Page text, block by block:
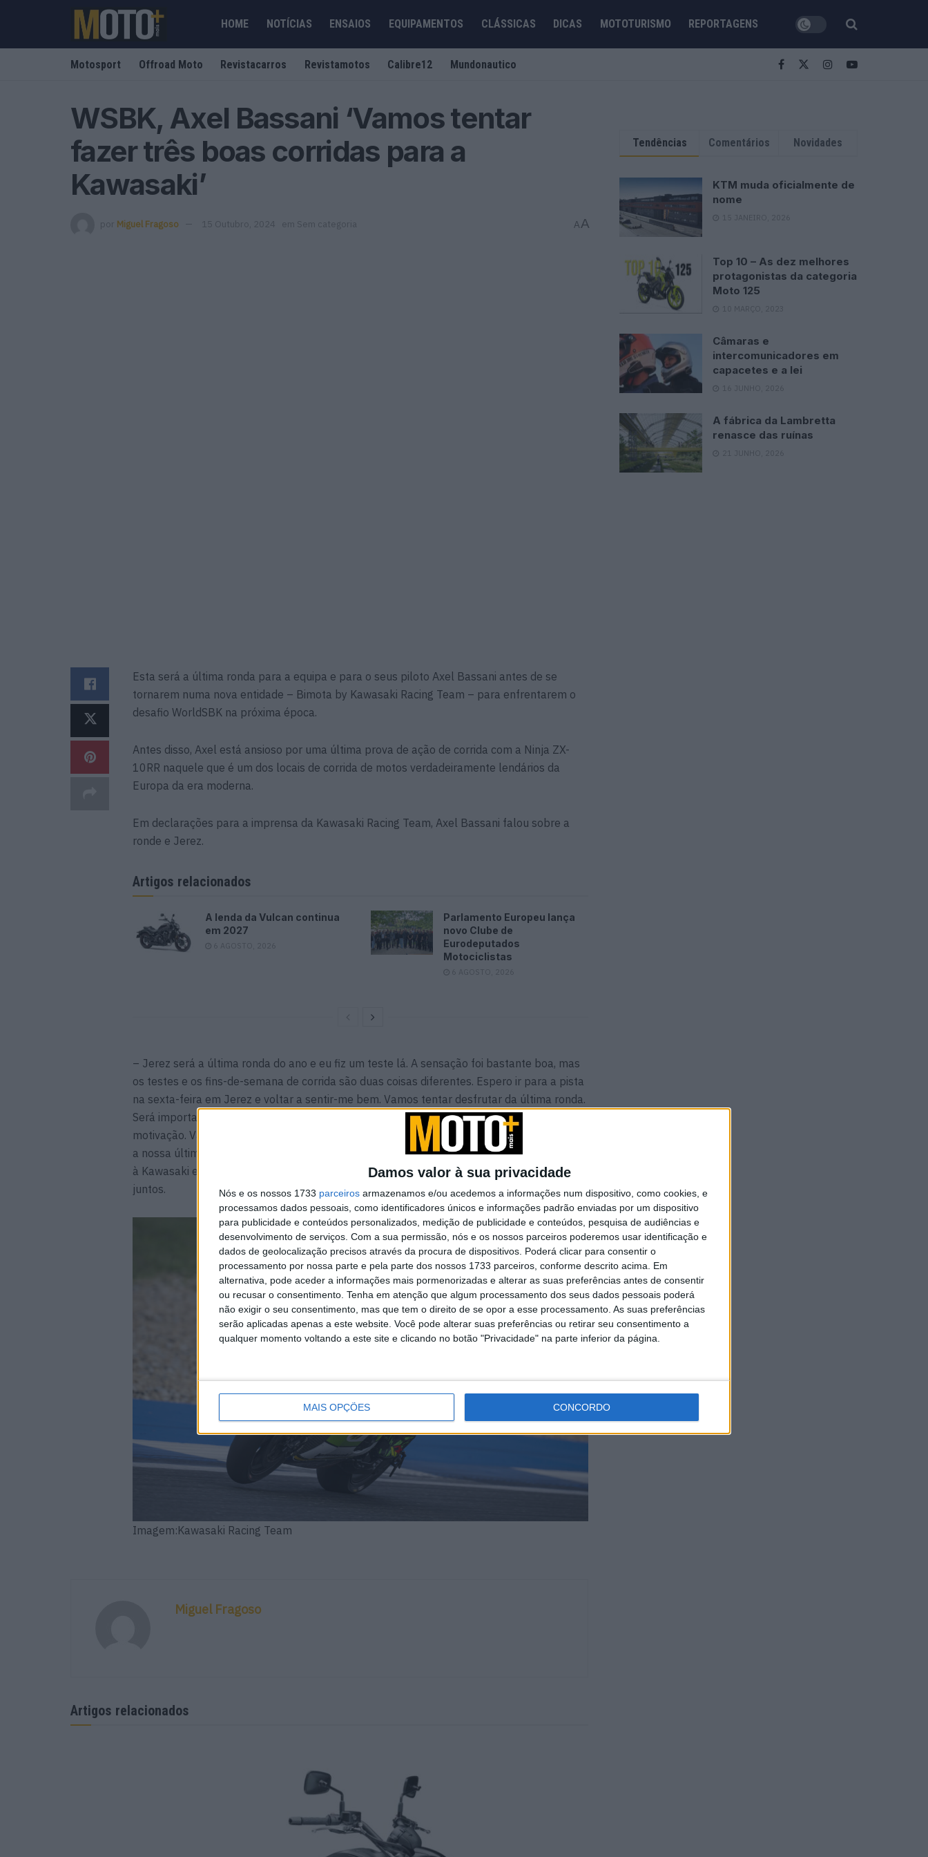
Damos valor à sua privacidade
Nós e os nossos 1733 parceiros armazenamos e/ou acedemos a informações num dispositivo, como cookies, e
processamos dados pessoais, como identificadores únicos e informações padrão enviadas por um dispositivo
para publicidade e conteúdos personalizados, medição de publicidade e conteúdos, pesquisa de audiências e
desenvolvimento de serviços. Com a sua permissão, nós e os nossos parceiros poderemos usar identificação e
dados de geolocalização precisos através da procura de dispositivos. Poderá clicar para consentir o
processamento por nossa parte e pela parte dos nossos 1733 parceiros, conforme descrito acima. Em
alternativa, pode aceder a informações mais pormenorizadas e alterar as suas preferências antes de consentir
ou recusar o consentimento. Tenha em atenção que algum processamento dos seus dados pessoais poderá
não exigir o seu consentimento, mas que tem o direito de se opor a esse processamento. As suas preferências
serão aplicadas apenas a este website. Você pode alterar suas preferências ou retirar seu consentimento a
qualquer momento voltando a este site e clicando no botão "Privacidade" na parte inferior da página.
MAIS OPÇÕES CONCORDO
HOME NOTÍCIAS ENSAIOS EQUIPAMENTOS CLÁSSICAS DICAS MOTOTURISMO REPORTAGENS
Motosport Offroad Moto Revistacarros Revistamotos Calibre12 Mundonautico
WSBK, Axel Bassani ‘Vamos tentar
fazer três boas corridas para a
Kawasaki’
por Miguel Fragoso 15 Outubro, 2024 em Sem categoria AA
Esta será a última ronda para a equipa e para o seus piloto Axel Bassani antes de se
tornarem numa nova entidade – Bimota by Kawasaki Racing Team – para enfrentarem o
desafio WorldSBK na próxima época.
Antes disso, Axel está ansioso por uma última prova de ação de corrida com a Ninja ZX-
10RR naquele que é um dos locais de corrida de motos verdadeiramente lendários da
Europa da era moderna.
Em declarações para a imprensa da Kawasaki Racing Team, Axel Bassani falou sobre a
ronde e Jerez.
Artigos relacionados
A lenda da Vulcan continua
em 2027
6 AGOSTO, 2026
Parlamento Europeu lança
novo Clube de
Eurodeputados
Motociclistas
6 AGOSTO, 2026
– Jerez será a última ronda do ano e eu fiz um teste lá. A sensação foi bastante boa, mas
os testes e os fins-de-semana de corrida são duas coisas diferentes. Espero ir para a pista
na sexta-feira em Jerez e voltar a sentir-me bem. Vamos tentar desfrutar da última ronda.
Será importante encontrar a melhor forma de começarmos o próximo ano com uma boa
motivação. Vamos tentar fazer três boas corridas para a Kawasaki, uma vez que esta será
a nossa última ronda com esta Ninja ZX-10RR. Vou estar a 100% na pista para tentar dar
à Kawasaki e à minha equipa um bom resultado, para que possamos desfrutar todos
juntos.
Imagem:Kawasaki Racing Team
Miguel Fragoso
Artigos relacionados
Tendências Comentários Novidades
KTM muda oficialmente de
nome
15 JANEIRO, 2026
Top 10 – As dez melhores
protagonistas da categoria
Moto 125
10 MARÇO, 2023
Câmaras e
intercomunicadores em
capacetes e a lei
16 JUNHO, 2026
A fábrica da Lambretta
renasce das ruínas
21 JUNHO, 2026